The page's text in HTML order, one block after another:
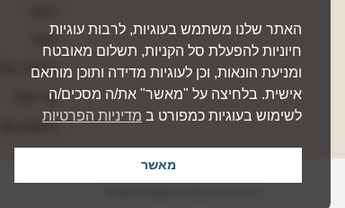
חנות
הסיפור שלנו
צור קשר
החשבון שלי
האתר שלנו משתמש בעוגיות, לרבות עוגיות
חיוניות להפעלת סל הקניות, תשלום מאובטח
ומניעת הונאות, וכן לעוגיות מדידה ותוכן מותאם
אישית. בלחיצה על "מאשר" את/ה מסכים/ה
לשימוש בעוגיות כמפורט ב מדיניות הפרטיות
מאשר